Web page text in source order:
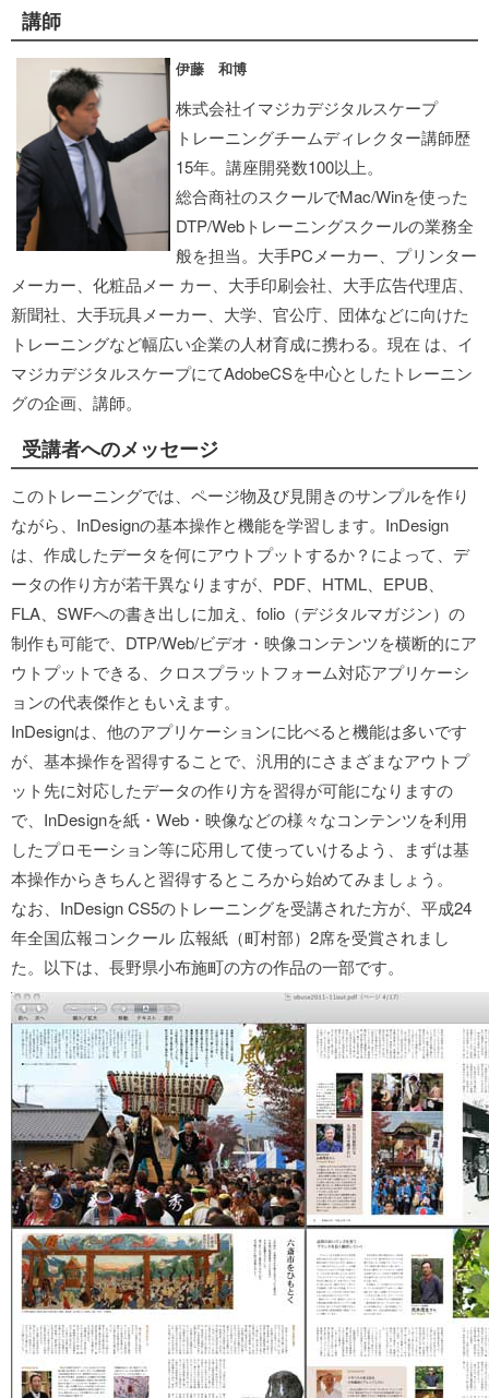
講師
伊藤 和博
株式会社イマジカデジタルスケープ
トレーニングチームディレクター講師歴
15年。講座開発数100以上。
総合商社のスクールでMac/Winを使った
DTP/Webトレーニングスクールの業務全
般を担当。大手PCメーカー、プリンター
メーカー、化粧品メー カー、大手印刷会社、大手広告代理店、
新聞社、大手玩具メーカー、大学、官公庁、団体などに向けた
トレーニングなど幅広い企業の人材育成に携わる。現在 は、イ
マジカデジタルスケープにてAdobeCSを中心としたトレーニン
グの企画、講師。
受講者へのメッセージ
このトレーニングでは、ページ物及び見開きのサンプルを作り
ながら、InDesignの基本操作と機能を学習します。InDesign
は、作成したデータを何にアウトプットするか？によって、デ
ータの作り方が若干異なりますが、PDF、HTML、EPUB、
FLA、SWFへの書き出しに加え、folio（デジタルマガジン）の
制作も可能で、DTP/Web/ビデオ・映像コンテンツを横断的にア
ウトプットできる、クロスプラットフォーム対応アプリケーシ
ョンの代表傑作ともいえます。
InDesignは、他のアプリケーションに比べると機能は多いです
が、基本操作を習得することで、汎用的にさまざまなアウトプ
ット先に対応したデータの作り方を習得が可能になりますの
で、InDesignを紙・Web・映像などの様々なコンテンツを利用
したプロモーション等に応用して使っていけるよう、まずは基
本操作からきちんと習得するところから始めてみましょう。
なお、InDesign CS5のトレーニングを受講された方が、平成24
年全国広報コンクール 広報紙（町村部）2席を受賞されまし
た。以下は、長野県小布施町の方の作品の一部です。